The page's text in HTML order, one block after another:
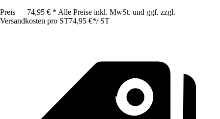
Preis — 74,95 € * Alle Preise inkl. MwSt. und ggf. zzgl.
Versandkosten pro ST74,95 €*/ ST